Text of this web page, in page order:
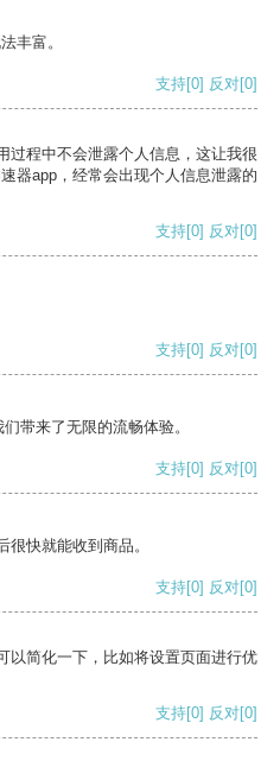
丰富。
支持[0] 反对[0]
过程中不会泄露个人信息，这让我很
器app，经常会出现个人信息泄露的
支持[0] 反对[0]
支持[0] 反对[0]
带来了无限的流畅体验。
支持[0] 反对[0]
快就能收到商品。
支持[0] 反对[0]
以简化一下，比如将设置页面进行优
支持[0] 反对[0]